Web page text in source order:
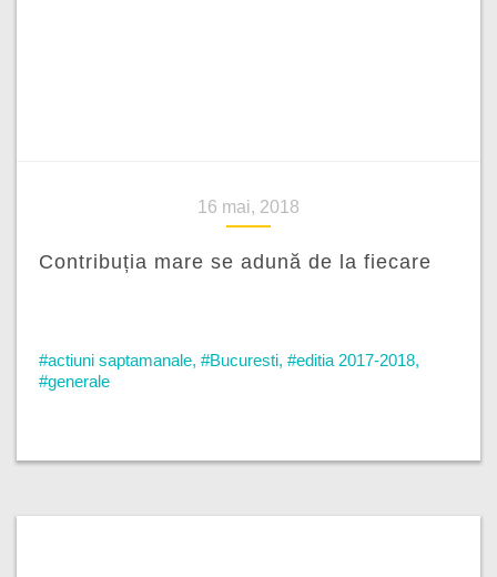
16 mai, 2018
Contribuția mare se adună de la fiecare
#actiuni saptamanale, #Bucuresti, #editia 2017-2018,
#generale